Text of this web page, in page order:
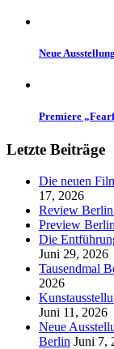
Neue
Premiere
Letzte Beiträge
Die neuen
17, 2026
Review Berlin
Preview
Die
Juni 29, 2026
Tausendmal
2026
Juni 11, 2026
Neue
Berlin Juni 7,